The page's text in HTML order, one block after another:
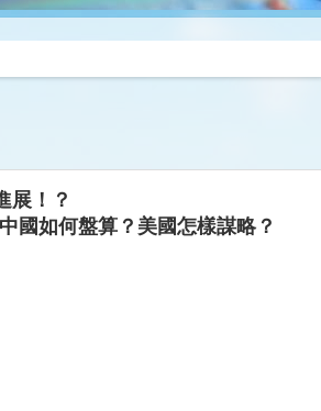
展！？
國如何盤算？美國怎樣謀略？